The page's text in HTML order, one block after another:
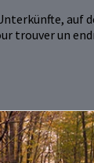
auf
trouver un